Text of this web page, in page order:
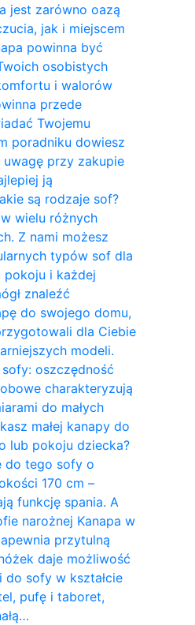
jest zarówno oazą
jak i miejscem
powinna być
osobistych
i walorów
przede
Twojemu
poradniku dowiesz
przy zakupie
ją
są rodzaje sof?
wielu różnych
Z nami możesz
typów sof dla
pokoju i każdej
znaleźć
do swojego domu,
dla Ciebie
modeli.
oszczędność
charakteryzują
do małych
małej kanapy do
lub pokoju dziecka?
do tego sofy o
170 cm –
funkcję spania. A
narożnej Kanapa w
przytulną
daje możliwość
do sofy w kształcie
pufę i taboret,